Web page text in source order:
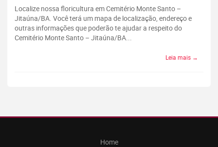
Localize nossa floricultura em Cemitério Monte Santo –
Jitaúna/BA. Você terá um mapa de localização, endereço e
outras informações que poderão te ajudar a respeito do
Cemitério Monte Santo – Jitaúna/BA...
Leia mais →
Home